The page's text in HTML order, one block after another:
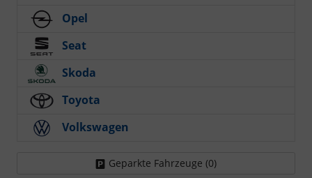
Opel
Seat
Skoda
Toyota
Volkswagen
Geparkte Fahrzeuge (0)